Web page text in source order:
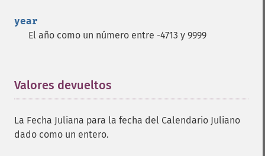
year
El año como un número entre -4713 y 9999
Valores devueltos
La Fecha Juliana para la fecha del Calendario Juliano
dado como un entero.